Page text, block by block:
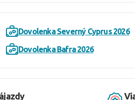
raňajky, obedy a večere
v bare pri bazéne od 10:00 do 24:00
Dovolenka Severný Cyprus 2026
Dovolenka Bafra 2026